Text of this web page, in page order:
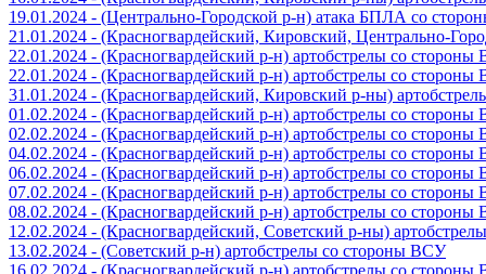
19.01.2024 - (Центрально-Городской р-н) атака БПЛА со
21.01.2024 - (Красногвардейский, Кировский, Центрально-
22.01.2024 - (Красногвардейский р-н) артобстрелы со
22.01.2024 - (Красногвардейский р-н) артобстрелы со
31.01.2024 - (Красногвардейский, Кировский р-ны)
01.02.2024 - (Красногвардейский р-н) артобстрелы со
02.02.2024 - (Красногвардейский р-н) артобстрелы со
04.02.2024 - (Красногвардейский р-н) артобстрелы со
06.02.2024 - (Красногвардейский р-н) артобстрелы со
07.02.2024 - (Красногвардейский р-н) артобстрелы со
08.02.2024 - (Красногвардейский р-н) артобстрелы со
12.02.2024 - (Красногвардейский, Советский р-ны)
13.02.2024 - (Советский р-н) артобстрелы со стороны ВСУ
16.02.2024 - (Красногвардейский р-н) артобстрелы со